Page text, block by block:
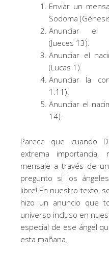
Enviar un
Sodoma
Anunciar el
(Jueces 13).
Anunciar el
(Lucas 1).
Anunciar la
1:11).
Anunciar el
14).
Parece que cuando
extrema
mensaje a través de
pregunto si los
libre! En nuestro texto,
hizo un anuncio que
universo incluso en
especial de ese ángel
esta mañana.